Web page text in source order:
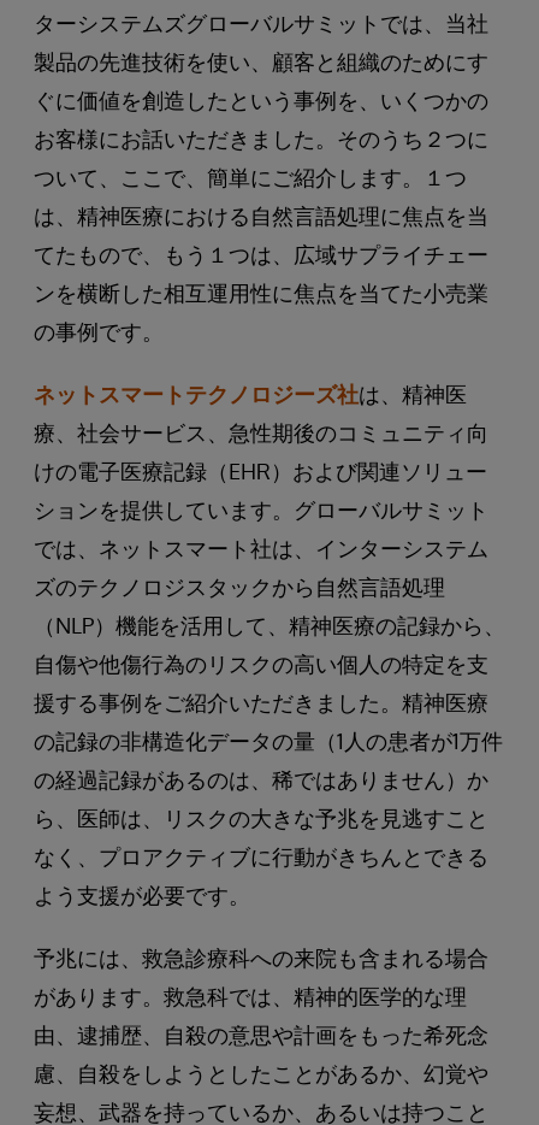
ターシステムズグローバルサミットでは、当社
製品の先進技術を使い、顧客と組織のためにす
ぐに価値を創造したという事例を、いくつかの
お客様にお話いただきました。そのうち２つに
ついて、ここで、簡単にご紹介します。１つ
は、精神医療における自然言語処理に焦点を当
てたもので、もう１つは、広域サプライチェー
ンを横断した相互運用性に焦点を当てた小売業
の事例です。
ネットスマートテクノロジーズ社は、精神医
療、社会サービス、急性期後のコミュニティ向
けの電子医療記録（EHR）および関連ソリュー
ションを提供しています。グローバルサミット
では、ネットスマート社は、インターシステム
ズのテクノロジスタックから自然言語処理
（NLP）機能を活用して、精神医療の記録から、
自傷や他傷行為のリスクの高い個人の特定を支
援する事例をご紹介いただきました。精神医療
の記録の非構造化データの量（1人の患者が1万件
の経過記録があるのは、稀ではありません）か
ら、医師は、リスクの大きな予兆を見逃すこと
なく、プロアクティブに行動がきちんとできる
よう支援が必要です。
予兆には、救急診療科への来院も含まれる場合
があります。救急科では、精神的医学的な理
由、逮捕歴、自殺の意思や計画をもった希死念
慮、自殺をしようとしたことがあるか、幻覚や
妄想、武器を持っているか、あるいは持つこと